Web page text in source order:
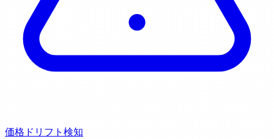
価格ドリフト検知